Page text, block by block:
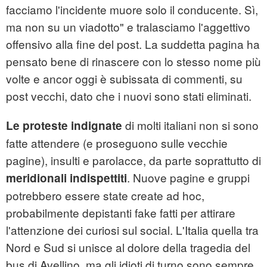
facciamo l'incidente muore solo il conducente. Sì,
ma non su un viadotto" e tralasciamo l'aggettivo
offensivo alla fine del post. La suddetta pagina ha
pensato bene di rinascere con lo stesso nome più
volte e ancor oggi è subissata di commenti, su
post vecchi, dato che i nuovi sono stati eliminati.
Le proteste indignate di molti italiani non si sono
fatte attendere (e proseguono sulle vecchie
pagine), insulti e parolacce, da parte soprattutto di
meridionali indispettiti. Nuove pagine e gruppi
potrebbero essere state create ad hoc,
probabilmente depistanti fake fatti per attirare
l'attenzione dei curiosi sul social. L'Italia quella tra
Nord e Sud si unisce al dolore della tragedia del